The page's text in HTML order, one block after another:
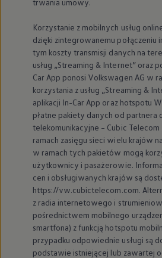
Korzystanie z mobilnych usług
dzięki zintegrowanemu
tym koszty transmisji danych na
usług „Streaming & Internet” oraz
Car App ponosi Volkswagen AG w
korzystania z usług „Streaming &
aplikacji In-Car App oraz hotspotu
płatne pakiety danych od partnera
telekomunikacyjne – Cubic
ramach zasięgu sieci wielu krajów
w ramach tych pakietów mogą
użytkownicy i pasażerowie.
cen i obsługiwanych krajów są
https://vw.cubictelecom.com.
z radia internetowego i
pośrednictwem mobilnego
smartfona) z funkcją hotspotu
przypadku odpowiednie usługi są
podstawie istniejącej lub zawartej